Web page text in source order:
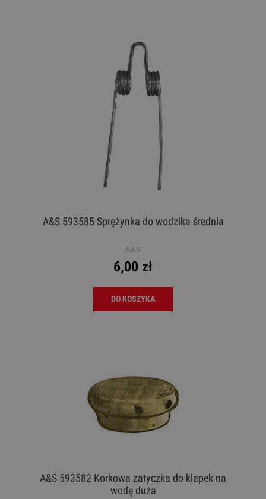
A&S 593585 Sprężynka do wodzika średnia
A&S
6,00 zł
DO KOSZYKA
A&S 593582 Korkowa zatyczka do klapek na
wodę duża